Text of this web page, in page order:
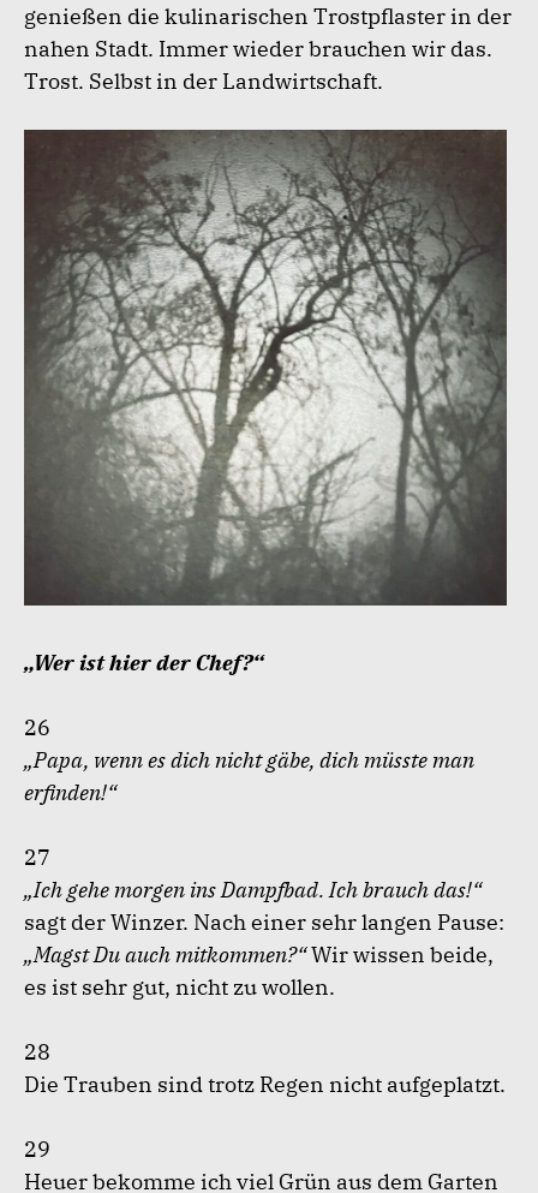
genießen die kulinarischen Trostpflaster in der
nahen Stadt. Immer wieder brauchen wir das.
Trost. Selbst in der Landwirtschaft.
„Wer ist hier der Chef?“
26
„Papa, wenn es dich nicht gäbe, dich müsste man
erfinden!“
27
„Ich gehe morgen ins Dampfbad. Ich brauch das!“
sagt der Winzer. Nach einer sehr langen Pause:
„Magst Du auch mitkommen?“Wir wissen beide,
es ist sehr gut, nicht zu wollen.
28
Die Trauben sind trotz Regen nicht aufgeplatzt.
29
Heuer bekomme ich viel Grün aus dem Garten